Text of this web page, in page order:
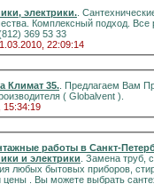
электрики. .
Комплексный подход.
369 53 33
22:09:14
Климат 35. . Предлагаем Вам
035 по лучшей цене от завода производителя ( Globalvent ).
15:34:19
в Санкт-Петербурге по
и электрики . Замена труб,
любых бытовых приборов,
счетчиков воды. Сравните наши цены